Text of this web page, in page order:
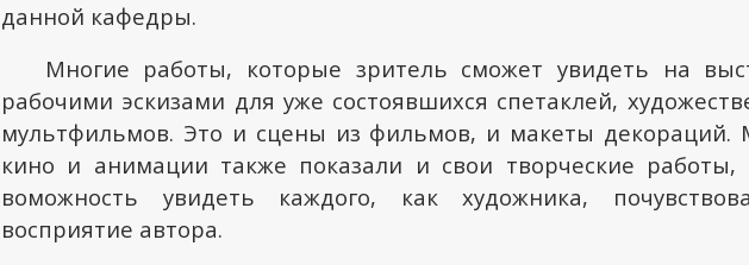
данной кафедры.
Многие работы, которые зритель сможет увидеть на
рабочими эскизами для уже состоявшихся спетаклей,
мультфильмов. Это и сцены из фильмов, и макеты декораций.
кино и анимации также показали и свои творческие работы,
воможность увидеть каждого, как художника,
восприятие автора.